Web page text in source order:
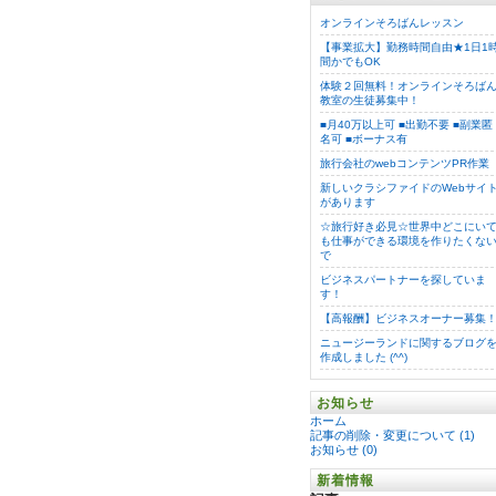
オンラインそろばんレッスン
【事業拡大】勤務時間自由★1日1
間かでもOK
体験２回無料！オンラインそろばん
教室の生徒募集中！
■月40万以上可 ■出勤不要 ■副業匿
名可 ■ボーナス有
旅行会社のwebコンテンツPR作業
新しいクラシファイドのWebサイト
があります
☆旅行好き必見☆世界中どこにいて
も仕事ができる環境を作りたくない
で
ビジネスパートナーを探していま
す！
【高報酬】ビジネスオーナー募集！
ニュージーランドに関するブログを
作成しました (^^)
お知らせ
ホーム
記事の削除・変更について (1)
お知らせ (0)
新着情報